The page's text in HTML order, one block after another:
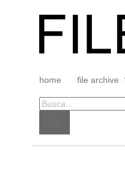
FILE
FESTIVAL
home file archive